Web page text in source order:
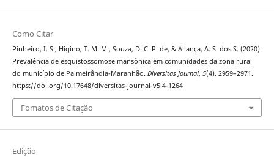
Como Citar
Pinheiro, I. S., Higino, T. M. M., Souza, D. C. P. de, & Aliança, A. S. dos S. (2020).
Prevalência de esquistossomose mansônica em comunidades da zona rural
do município de Palmeirândia-Maranhão. Diversitas Journal, 5(4), 2959–2971.
https://doi.org/10.17648/diversitas-journal-v5i4-1264
Fomatos de Citação
Edição